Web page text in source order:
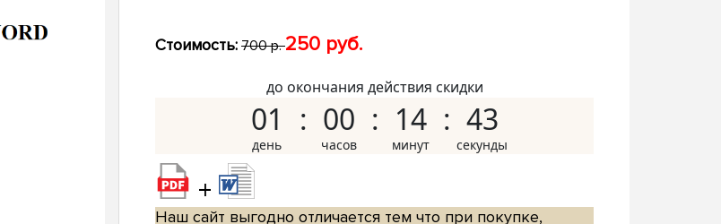
Стоимость: 700 р.250 руб.
до окончания действия скидки
01 00 14 42
+
Наш сайт выгодно отличается тем что при покупке,